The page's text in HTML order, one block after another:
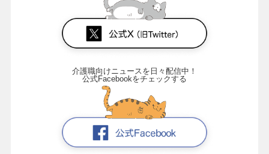
介護職向けニュースを日々配信中！
公式Facebookをチェックする